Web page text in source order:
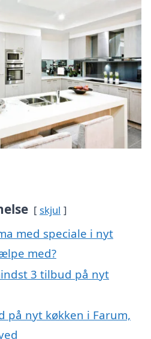
skjul
med speciale i nyt
med?
3 tilbud på nyt
på nyt køkken i Farum,